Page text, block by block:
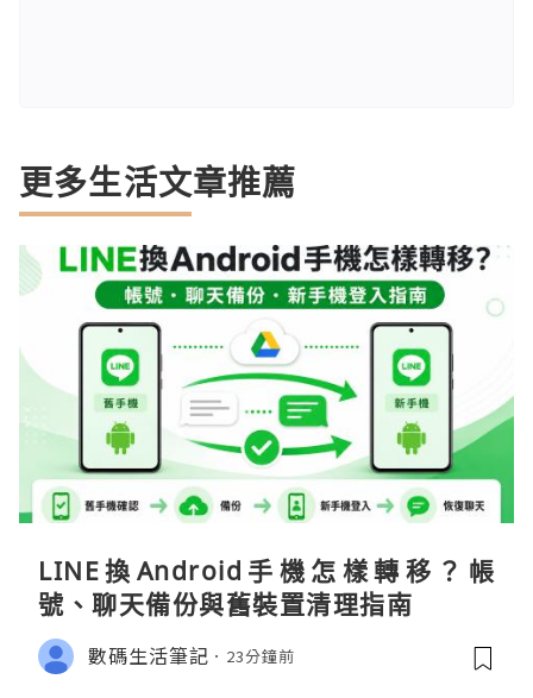
更多生活文章推薦
LINE換Android手機怎樣轉移？帳
號、聊天備份與舊裝置清理指南
數碼生活筆記 23分鐘前